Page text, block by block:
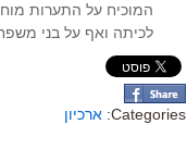
המוכיח על התערות
לכיתה ואף על בני
Categories: ארכיון